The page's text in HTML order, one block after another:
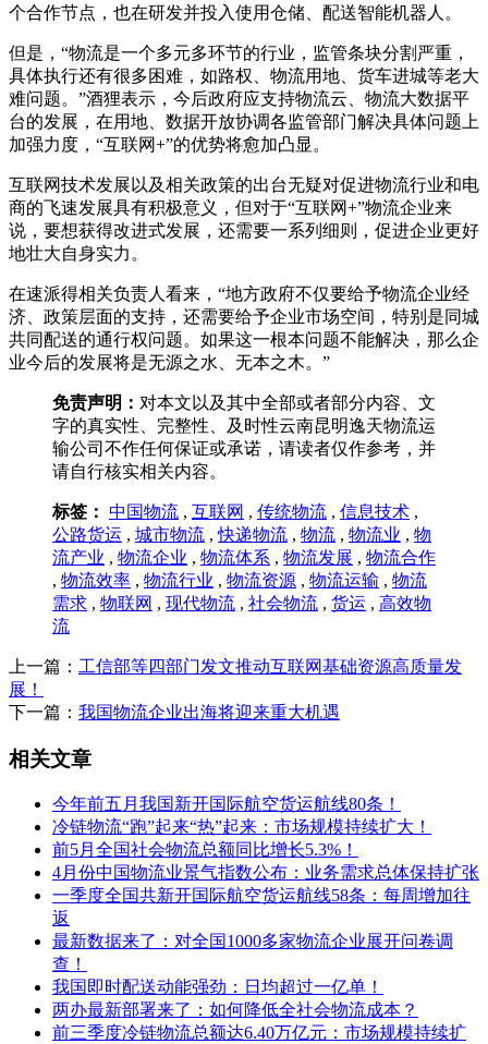
个合作节点，也在研发并投入使用仓储、配送智能机器人。
但是，“物流是一个多元多环节的行业，监管条块分割严重，
具体执行还有很多困难，如路权、物流用地、货车进城等老大
难问题。”酒狸表示，今后政府应支持物流云、物流大数据平
台的发展，在用地、数据开放协调各监管部门解决具体问题上
加强力度，“互联网+”的优势将愈加凸显。
互联网技术发展以及相关政策的出台无疑对促进物流行业和电
商的飞速发展具有积极意义，但对于“互联网+”物流企业来
说，要想获得改进式发展，还需要一系列细则，促进企业更好
地壮大自身实力。
在速派得相关负责人看来，“地方政府不仅要给予物流企业经
济、政策层面的支持，还需要给予企业市场空间，特别是同城
共同配送的通行权问题。如果这一根本问题不能解决，那么企
业今后的发展将是无源之水、无本之木。”
免责声明： 对本文以及其中全部或者部分内容、文
字的真实性、完整性、及时性云南昆明逸天物流运
输公司不作任何保证或承诺，请读者仅作参考，并
请自行核实相关内容。
标签： 中国物流 , 互联网 , 传统物流 , 信息技术 ,
公路货运 , 城市物流 ,快递物流 , 物流 , 物流业 , 物
流产业 , 物流企业 , 物流体系 , 物流发展 , 物流合作
, 物流效率 , 物流行业 , 物流资源 , 物流运输 , 物流
需求 , 物联网 , 现代物流 , 社会物流 , 货运 , 高效物
流
上一篇： 工信部等四部门发文推动互联网基础资源高质量发
展！
下一篇： 我国物流企业出海将迎来重大机遇
相关文章
今年前五月我国新开国际航空货运航线80条！
冷链物流“跑”起来“热”起来：市场规模持续扩大！
前5月全国社会物流总额同比增长5.3%！
4月份中国物流业景气指数公布：业务需求总体保持扩张
一季度全国共新开国际航空货运航线58条：每周增加往
返
最新数据来了：对全国1000多家物流企业展开问卷调
查！
我国即时配送动能强劲：日均超过一亿单！
两办最新部署来了：如何降低全社会物流成本？
前三季度冷链物流总额达6.40万亿元：市场规模持续扩